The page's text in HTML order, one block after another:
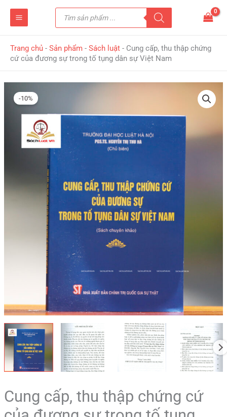
Tìm
kiếm
sản
Trang chủ - Sản phẩm - Sách luật - Cung cấp, thu thập chứng
cứ của đương sự trong tố tụng dân sự Việt Nam
-10%
Cung cấp, thu thập chứng cứ
là:
120,000 ₫.
Giá
tại
là:
108,000 ₫.